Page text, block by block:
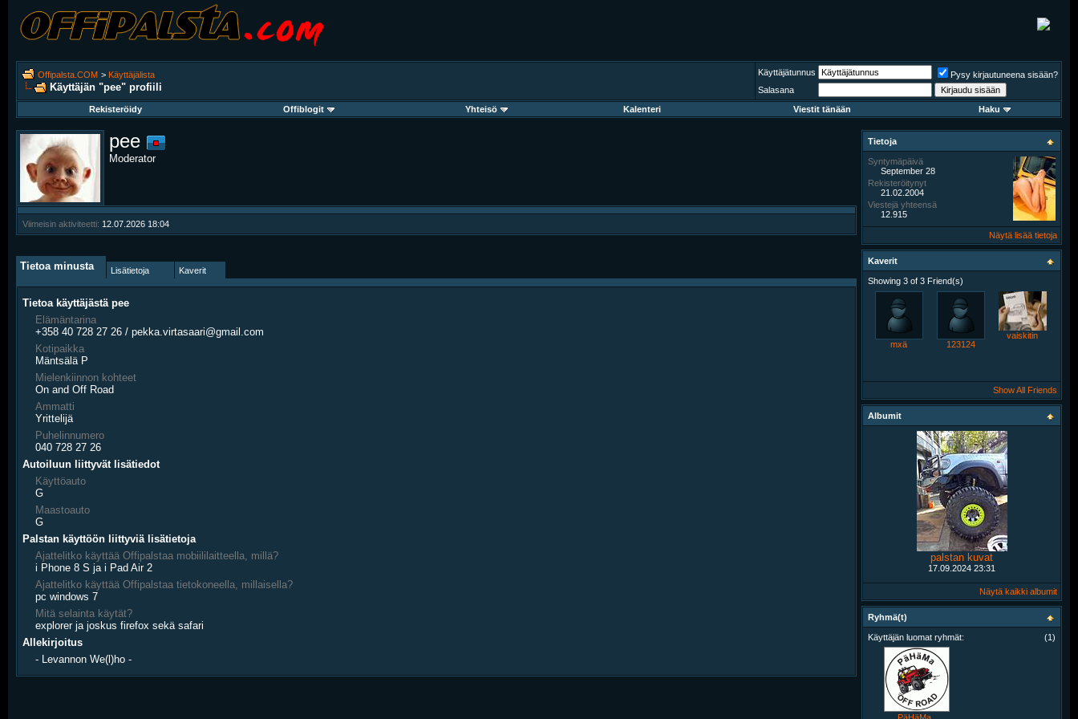
Offipalsta.COM > Käyttäjälista
Käyttäjän "pee" profiili
Käyttäjätunnus
Pysy kirjautuneena sisään?
Salasana
Rekisteröidy
Offiblogit Yhteisö Kalenteri Viestit tänään Haku
pee
Moderator
Viimeisin aktiviteetti: 12.07.2026 18:04
Tietoa minusta Lisätietoja Kaverit
Tietoa käyttäjästä pee
Elämäntarina
+358 40 728 27 26 / pekka.virtasaari@gmail.com
Kotipaikka
Mäntsälä P
Mielenkiinnon kohteet
On and Off Road
Ammatti
Yrittelijä
Puhelinnumero
040 728 27 26
Autoiluun liittyvät lisätiedot
Käyttöauto
G
Maastoauto
G
Palstan käyttöön liittyviä lisätietoja
Ajattelitko käyttää Offipalstaa mobiililaitteella, millä?
i Phone 8 S ja i Pad Air 2
Ajattelitko käyttää Offipalstaa tietokoneella, millaisella?
pc windows 7
Mitä selainta käytät?
explorer ja joskus firefox sekä safari
Allekirjoitus
- Levannon We(l)ho -
Tietoja
Syntymäpäivä
September 28
Rekisteröitynyt
21.02.2004
Viestejä yhteensä
12.915
Näytä lisää tietoja
Kaverit
Showing 3 of 3 Friend(s)
mxä 123124
vaiskitin
Show All Friends
Albumit
palstan kuvat
17.09.2024 23:31
Näytä kaikki albumit
Ryhmä(t)
(1)
Käyttäjän luomat ryhmät: